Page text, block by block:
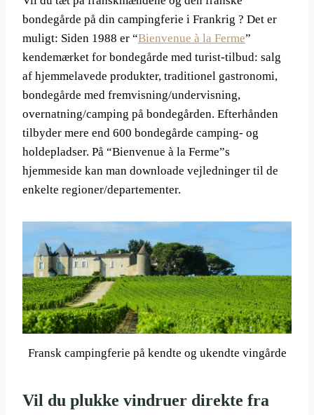
bondegårde på din campingferie i Frankrig ? Det er
muligt: Siden 1988 er “Bienvenue à la Ferme”
kendemærket for bondegårde med turist-tilbud: salg
af hjemmelavede produkter, traditionel gastronomi,
bondegårde med fremvisning/undervisning,
overnatning/camping på bondegården. Efterhånden
tilbyder mere end 600 bondegårde camping- og
holdepladser. På “Bienvenue à la Ferme”s
hjemmeside kan man downloade vejledninger til de
enkelte regioner/departementer.
Fransk campingferie på kendte og ukendte vingårde
Vil du plukke vindruer direkte fra